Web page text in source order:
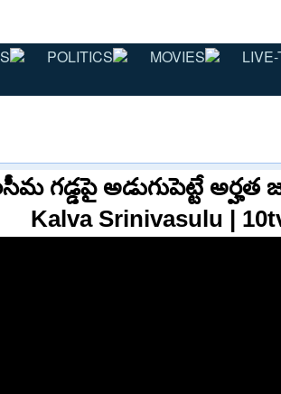
POLITICS MOVIES
గడ్డపై అడుగుపెట్టే అర్హత
Kalva Srinivasulu |